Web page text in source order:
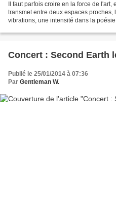
Il faut parfois croire en la force de
transmet entre deux espaces
vibrations, une intensité dans la
Concert : Second Earth
Publié le 25/01/2014 à 07:36
Par Gentleman W.